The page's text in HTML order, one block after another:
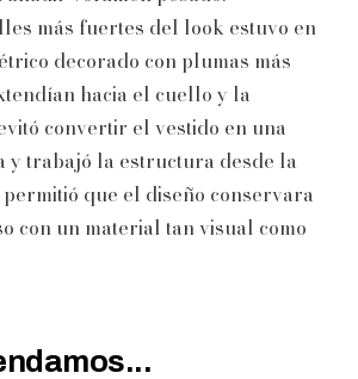
más fuertes del look estuvo en
decorado con plumas más
hacia el cuello y la
convertir el vestido en una
y trabajó la estructura desde la
que el diseño conservara
con un material tan visual como